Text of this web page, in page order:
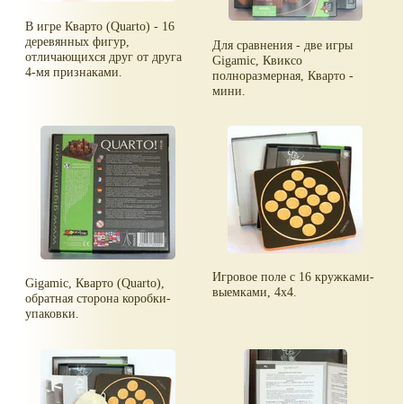
В игре Кварто (Quarto) - 16
деревянных фигур,
отличающихся друг от друга
4-мя признаками.
Для сравнения - две игры
Gigamic, Квиксо
полноразмерная, Кварто -
мини.
Gigamic, Кварто (Quarto),
обратная сторона коробки-
упаковки.
Игровое поле с 16 кружками-
выемками, 4х4.